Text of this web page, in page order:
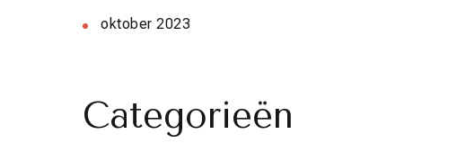
oktober 2023
Categorieën